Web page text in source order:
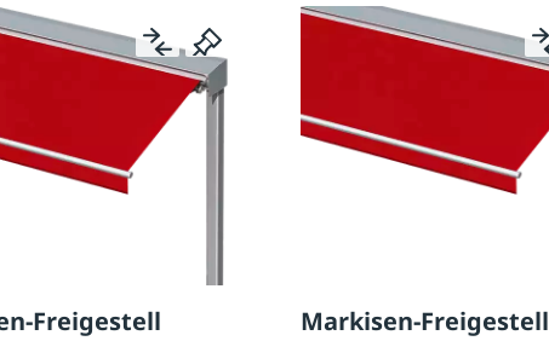
Freigestell
Markisen-Freigestell